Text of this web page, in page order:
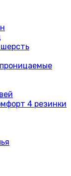
4 резинки